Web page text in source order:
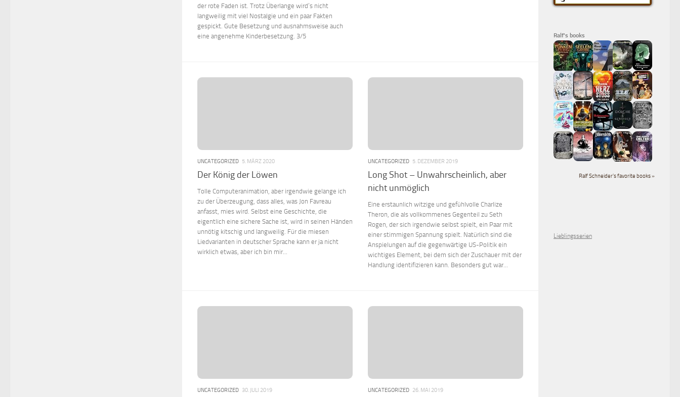
der rote Faden ist. Trotz Überlange wird’s nicht
langweilig mit viel Nostalgie und ein paar Fakten
gespickt. Gute Besetzung und ausnahmsweise auch
eine angenehme Kinderbesetzung. 3/5
UNCATEGORIZED 5. MÄRZ 2020
Der König der Löwen
Tolle Computeranimation, aber irgendwie gelange ich
zu der Überzeugung, dass alles, was Jon Favreau
anfasst, mies wird. Selbst eine Geschichte, die
eigentlich eine sichere Sache ist, wird in seinen Händen
unnötig kitschig und langweilig. Für die miesen
Liedvarianten in deutscher Sprache kann er ja nicht
wirklich etwas, aber ich bin mir...
UNCATEGORIZED 5. DEZEMBER 2019
Long Shot – Unwahrscheinlich, aber
nicht unmöglich
Eine erstaunlich witzige und gefühlvolle Charlize
Theron, die als vollkommenes Gegenteil zu Seth
Rogen, der sich irgendwie selbst spielt, ein Paar mit
einer stimmigen Spannung spielt. Natürlich sind die
Anspielungen auf die gegenwärtige US-Politik ein
wichtiges Element, bei dem sich der Zuschauer mit der
Handlung identifizieren kann. Besonders gut war...
UNCATEGORIZED 30. JULI 2019 UNCATEGORIZED 26. MAI 2019
Ralf's books
Ralf Schneider's favorite books »
Lieblingsserien